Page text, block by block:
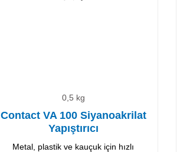
0,5 kg
Contact VA 100 Siyanoakrilat
Yapıştırıcı
Metal, plastik ve kauçuk için hızlı